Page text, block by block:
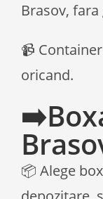
Brasov,
📹
oricand.
📦 Alege